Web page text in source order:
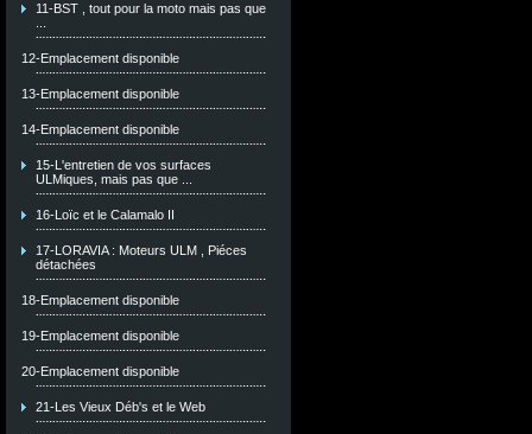
11-BST , tout pour la moto mais pas que
12-Emplacement disponible
13-Emplacement disponible
14-Emplacement disponible
15-L'entretien de vos surfaces
ULMiques, mais pas que ...
16-Loïc et le Calamalo II
17-LORAVIA : Moteurs ULM , Piéces
détachées
18-Emplacement disponible
19-Emplacement disponible
20-Emplacement disponible
21-Les Vieux Déb's et le Web